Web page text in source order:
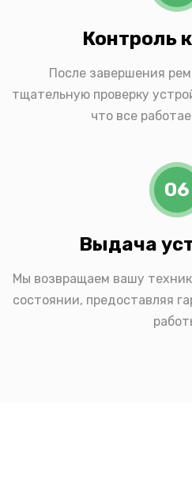
Контроль
После завершения
тщательную проверку
что все
06
Выдача
Мы возвращаем вашу
состоянии, предоставляя